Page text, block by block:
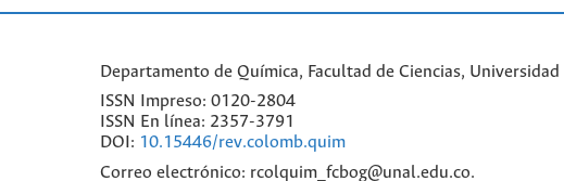
Departamento de Química, Facultad de Ciencias,
ISSN Impreso: 0120-2804
ISSN En línea: 2357-3791
DOI: 10.15446/rev.colomb.quim
Correo electrónico: rcolquim_fcbog@unal.edu.co.